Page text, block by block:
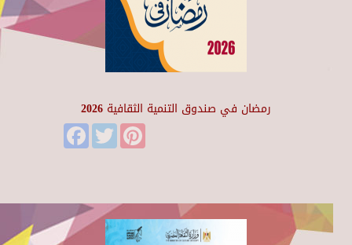
رمضان في صندوق التنمية الثقافية 2026
FacebookTwitter